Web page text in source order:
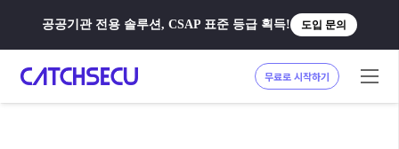
공공기관 전용 솔루션, CSAP 표준 등급 획득! 도입 문의
무료로 시작하기